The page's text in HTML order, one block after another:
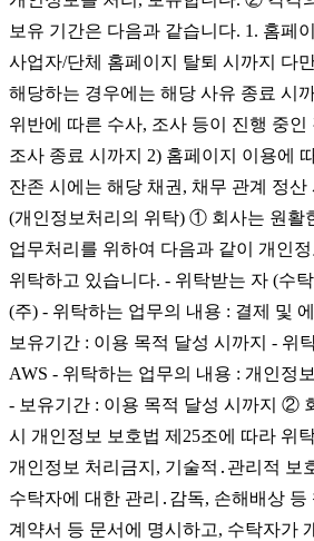
보유 기간은 다음과 같습니다. 1. 홈페
사업자/단체 홈페이지 탈퇴 시까지 다
해당하는 경우에는 해당 사유 종료 시
위반에 따른 수사, 조사 등이 진행 중인
조사 종료 시까지 2) 홈페이지 이용에
잔존 시에는 해당 채권, 채무 관계 정산
(개인정보처리의 위탁) ① 회사는 원활
업무처리를 위하여 다음과 같이 개인
위탁하고 있습니다. - 위탁받는 자 (수
(주) - 위탁하는 업무의 내용 : 결제 및
보유기간 : 이용 목적 달성 시까지 - 위
AWS - 위탁하는 업무의 내용 : 개인정
- 보유기간 : 이용 목적 달성 시까지 ②
시 개인정보 보호법 제25조에 따라 위
개인정보 처리금지, 기술적․관리적 보
수탁자에 대한 관리․감독, 손해배상 등
계약서 등 문서에 명시하고, 수탁자가